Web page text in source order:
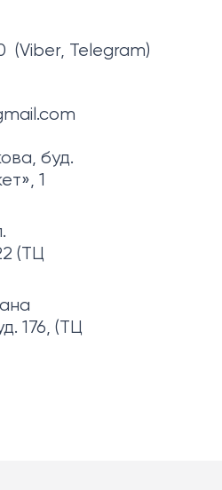
(Viber, Telegram)
буд.
1
(ТЦ
176, (ТЦ